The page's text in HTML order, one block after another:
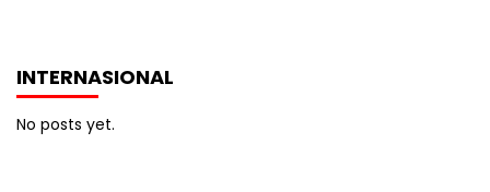
INTERNASIONAL
No posts yet.